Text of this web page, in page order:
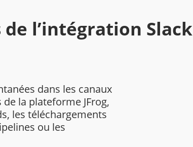
l’intégration Slack
dans les canaux
la plateforme JFrog,
les téléchargements
ou les